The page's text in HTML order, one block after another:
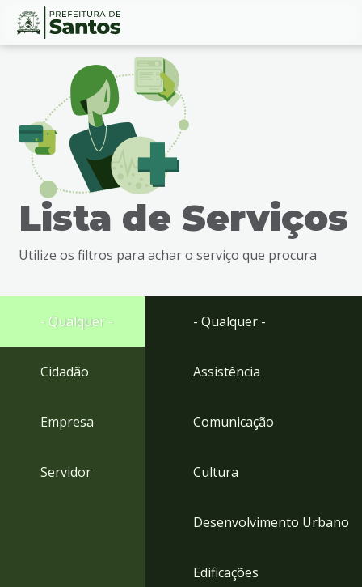
Ir
busca
Ir
rodapé
Conteúdo
Lista de Serviços
Utilize os filtros para achar o serviço que procura
- Qualquer -
Cidadão
Empresa
Servidor
- Qualquer -
Assistência
Comunicação
Cultura
Desenvolvimento Urbano
Edificações